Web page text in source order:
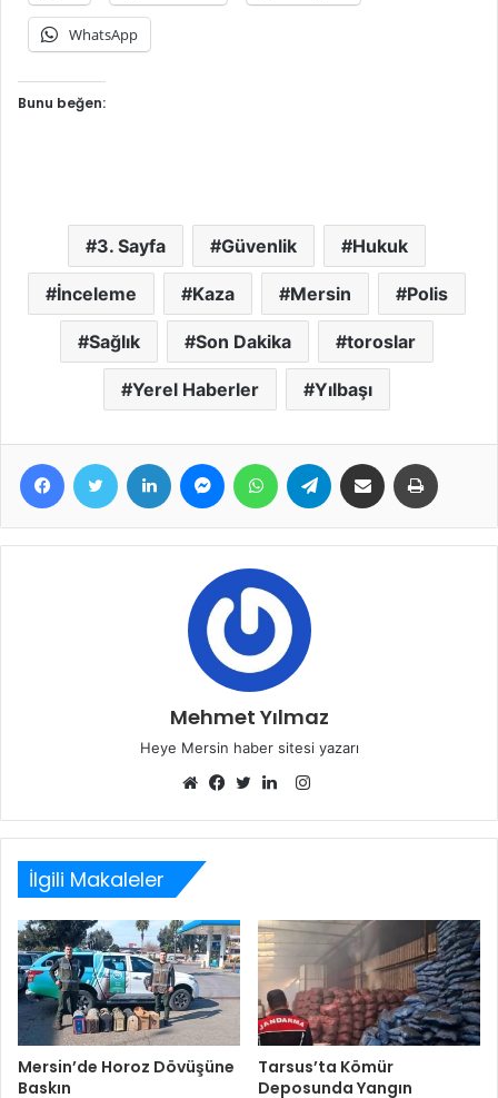
WhatsApp
Bunu beğen:
3. Sayfa Güvenlik Hukuk
İnceleme Kaza Mersin Polis
Sağlık Son Dakika toroslar
Yerel Haberler Yılbaşı
FacebookTwitter LinkedIn MessengerWhatsAppTelegram E-Posta ile paylaş
Mehmet Yılmaz
Heye Mersin haber sitesi yazarı
sitesi
Instagram
İlgili Makaleler
Mersin’de Horoz Dövüşüne
Baskın
Tarsus’ta Kömür
Deposunda Yangın